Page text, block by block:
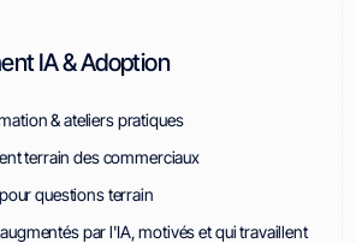
IA & Adoption
& ateliers pratiques
terrain des commerciaux
questions terrain
par l'IA, motivés et qui travaillent